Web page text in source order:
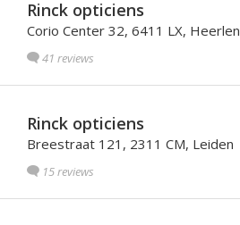
Rinck opticiens
Corio Center 32, 6411 LX, Heerlen
41 reviews
Rinck opticiens
Breestraat 121, 2311 CM, Leiden
15 reviews